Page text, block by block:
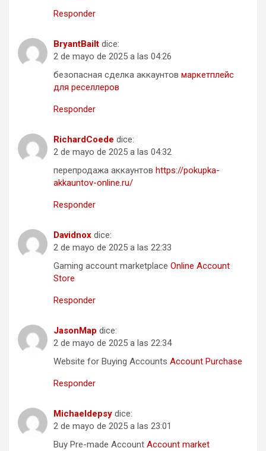
Responder
BryantBailt dice:
2 de mayo de 2025 a las 04:26
безопасная сделка аккаунтов маркетплейс
для реселлеров
Responder
RichardCoede dice:
2 de mayo de 2025 a las 04:32
перепродажа аккаунтов https://pokupka-
akkauntov-online.ru/
Responder
Davidnox dice:
2 de mayo de 2025 a las 22:33
Gaming account marketplace Online Account
Store
Responder
JasonMap dice:
2 de mayo de 2025 a las 22:34
Website for Buying Accounts Account Purchase
Responder
Michaeldepsy dice:
2 de mayo de 2025 a las 23:01
Buy Pre-made Account Account market